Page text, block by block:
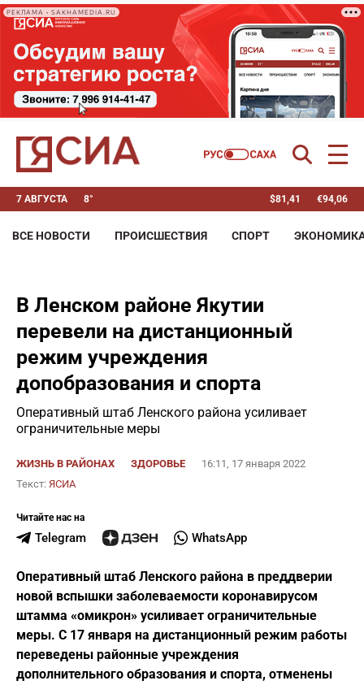
РЕКЛАМА • SAKHAMEDIA.RU
7 АВГУСТА 8° $81,41 €94,06
ВСЕ НОВОСТИ ПРОИСШЕСТВИЯ СПОРТ
В Ленском районе Якутии
перевели на дистанционный
режим учреждения
допобразования и спорта
Оперативный штаб Ленского района усиливает
ограничительные меры
ЖИЗНЬ В РАЙОНАХ ЗДОРОВЬЕ
16:11, 17 января 2022
Текст: ЯСИА
Читайте нас на
Telegram WhatsApp
Оперативный штаб Ленского района в преддверии
новой вспышки заболеваемости коронавирусом
штамма «омикрон» усиливает ограничительные
меры. С 17 января на дистанционный режим работы
переведены районные учреждения
дополнительного образования и спорта, отменены